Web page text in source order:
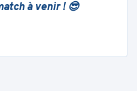
à venir ! 😎